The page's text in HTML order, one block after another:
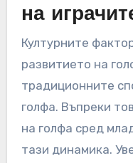
на
Културните
развитието на
традиционните
голфа. Въпреки
на голфа сред
тази динамика.